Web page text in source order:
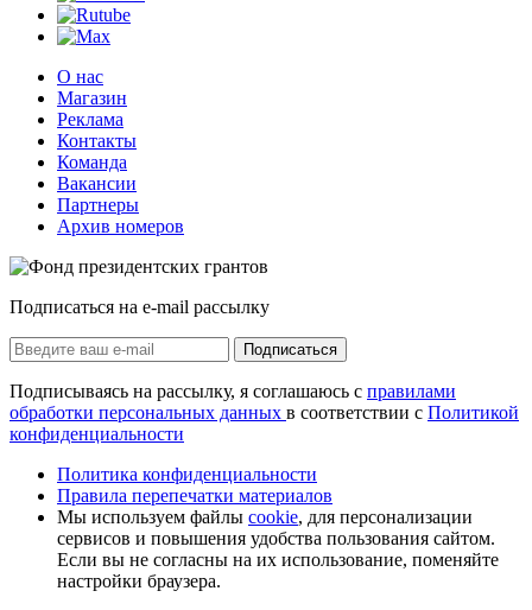
О нас
Магазин
Реклама
Контакты
Команда
Вакансии
Партнеры
Архив номеров
Подписаться на e-mail рассылку
Подписаться
Подписываясь на рассылку, я соглашаюсь с правилами
обработки персональных данных в соответствии с Политикой
конфиденциальности
Политика конфиденциальности
Правила перепечатки материалов
Мы используем файлы cookie, для персонализации
сервисов и повышения удобства пользования сайтом.
Если вы не согласны на их использование, поменяйте
настройки браузера.